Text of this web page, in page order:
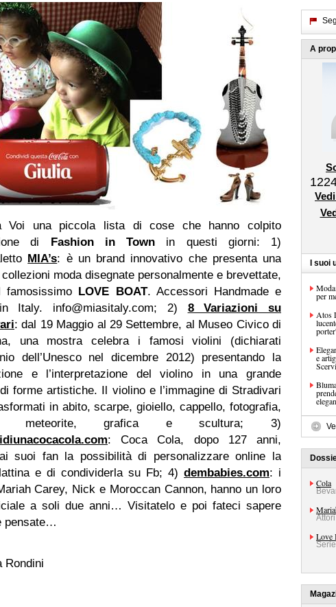
Voi una piccola lista di cose che hanno colpito
di Fashion in Town in questi giorni: 1)
MIA’s: è un brand innovativo che presenta una
moda disegnate personalmente e brevettate,
famosissimo LOVE BOAT. Accessori Handmade e
Italy. info@miasitaly.com; 2) 8 Variazioni su
: dal 19 Maggio al 29 Settembre, al Museo Civico di
una mostra celebra i famosi violini (dichiarati
dell’Unesco nel dicembre 2012) presentando la
e l’interpretazione del violino in una grande
forme artistiche. Il violino e l’immagine di Stradivari
in abito, scarpe, gioiello, cappello, fotografia,
meteorite, grafica e scultura; 3)
: Coca Cola, dopo 127 anni,
suoi fan la possibilità di personalizzare online la
e di condividerla su Fb; 4) dembabies.com: i
Carey, Nick e Moroccan Cannon, hanno un loro
a soli due anni… Visitatelo e poi fateci sapere
pensate…
Rondini
A
I suoi
per
Atos
e
Cola
Attori
Love